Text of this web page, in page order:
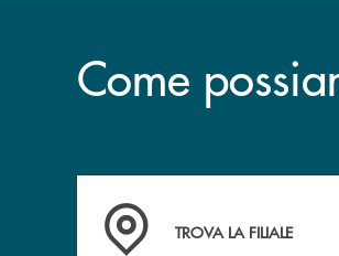
Come
Accedi all' elenco completo
TROVA LA FILIALE